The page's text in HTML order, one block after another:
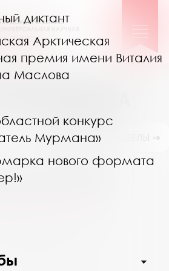
диктант
Арктическая
премия имени Виталия
Маслова
конкурс
Мурмана»
нового формата
ПЕРИОДИКА
ПОКАЗАТЬ ПОДРАЗДЕЛЫ ⇒
2026